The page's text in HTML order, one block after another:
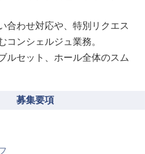
合わせ対応や、特別リクエス
コンシェルジュ業務。
ルセット、ホール全体のスム
募集要項